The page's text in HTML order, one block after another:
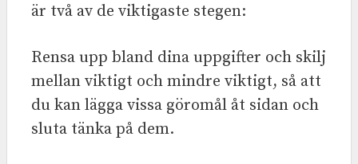
är två av de viktigaste stegen:
Rensa upp bland dina uppgifter och skilj
mellan viktigt och mindre viktigt, så att
du kan lägga vissa göromål åt sidan och
sluta tänka på dem.